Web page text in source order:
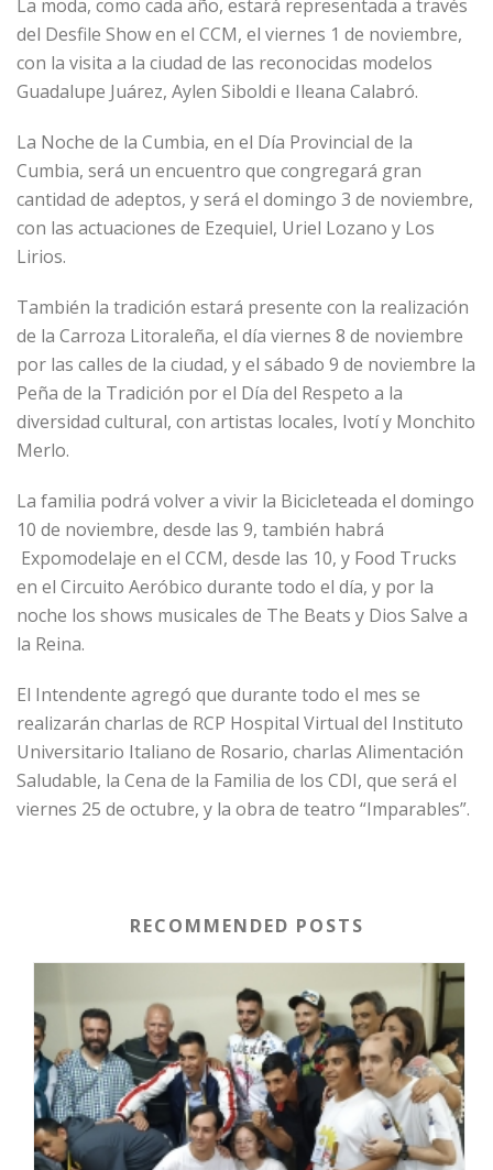
La moda, como cada año, estará representada a través
del Desfile Show en el CCM, el viernes 1 de noviembre,
con la visita a la ciudad de las reconocidas modelos
Guadalupe Juárez, Aylen Siboldi e Ileana Calabró.
La Noche de la Cumbia, en el Día Provincial de la
Cumbia, será un encuentro que congregará gran
cantidad de adeptos, y será el domingo 3 de noviembre,
con las actuaciones de Ezequiel, Uriel Lozano y Los
Lirios.
También la tradición estará presente con la realización
de la Carroza Litoraleña, el día viernes 8 de noviembre
por las calles de la ciudad, y el sábado 9 de noviembre la
Peña de la Tradición por el Día del Respeto a la
diversidad cultural, con artistas locales, Ivotí y Monchito
Merlo.
La familia podrá volver a vivir la Bicicleteada el domingo
10 de noviembre, desde las 9, también habrá
Expomodelaje en el CCM, desde las 10, y Food Trucks
en el Circuito Aeróbico durante todo el día, y por la
noche los shows musicales de The Beats y Dios Salve a
la Reina.
El Intendente agregó que durante todo el mes se
realizarán charlas de RCP Hospital Virtual del Instituto
Universitario Italiano de Rosario, charlas Alimentación
Saludable, la Cena de la Familia de los CDI, que será el
viernes 25 de octubre, y la obra de teatro “Imparables”.
RECOMMENDED POSTS